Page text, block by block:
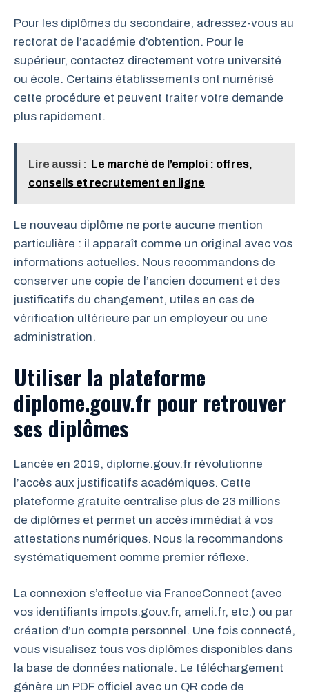
Pour les diplômes du secondaire, adressez-vous au
rectorat de l’académie d’obtention. Pour le
supérieur, contactez directement votre université
ou école. Certains établissements ont numérisé
cette procédure et peuvent traiter votre demande
plus rapidement.
Lire aussi : Le marché de l’emploi : offres,
conseils et recrutement en ligne
Le nouveau diplôme ne porte aucune mention
particulière : il apparaît comme un original avec vos
informations actuelles. Nous recommandons de
conserver une copie de l’ancien document et des
justificatifs du changement, utiles en cas de
vérification ultérieure par un employeur ou une
administration.
Utiliser la plateforme
diplome.gouv.fr pour retrouver
ses diplômes
Lancée en 2019, diplome.gouv.fr révolutionne
l’accès aux justificatifs académiques. Cette
plateforme gratuite centralise plus de 23 millions
de diplômes et permet un accès immédiat à vos
attestations numériques. Nous la recommandons
systématiquement comme premier réflexe.
La connexion s’effectue via FranceConnect (avec
vos identifiants impots.gouv.fr, ameli.fr, etc.) ou par
création d’un compte personnel. Une fois connecté,
vous visualisez tous vos diplômes disponibles dans
la base de données nationale. Le téléchargement
génère un PDF officiel avec un QR code de